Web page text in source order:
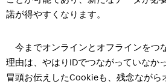
諾が得やすくなります。
今までオンラインとオフラインをつ
理由は、やはりIDでつながっていなか
冒頭お伝えしたCookieも、残念ながら